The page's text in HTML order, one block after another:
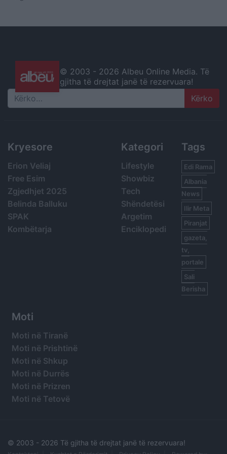
© 2003 - 2026 Albeu Online Media. Të
gjitha të drejtat janë të rezervuara!
Search
Kryesore
Erion Veliaj
Free Esim
Zgjedhjet 2025
Belinda Balluku
SPAK
Kombëtarja
Kategori
Lifestyle
Showbiz
Tech
Shëndetësi
Argetim
Enciklopedi
Tags
Edi Rama
Albania
News
Ilir Meta
Piranjat
gazeta,
tv,
portale
Sali
Berisha
Moti
Moti në Tiranë
Moti në Prishtinë
Moti në Shkup
Moti në Durrës
Moti në Prizren
Moti në Tetovë
© 2003 - 2026 Të gjitha të drejtat janë të rezervuara!